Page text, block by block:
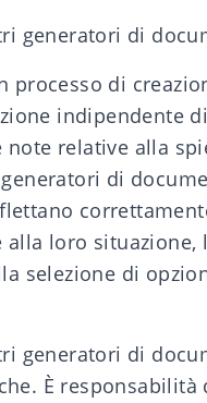
generatori di
processo di
indipendente
relative alla
di
loro
selezione di
generatori di
È